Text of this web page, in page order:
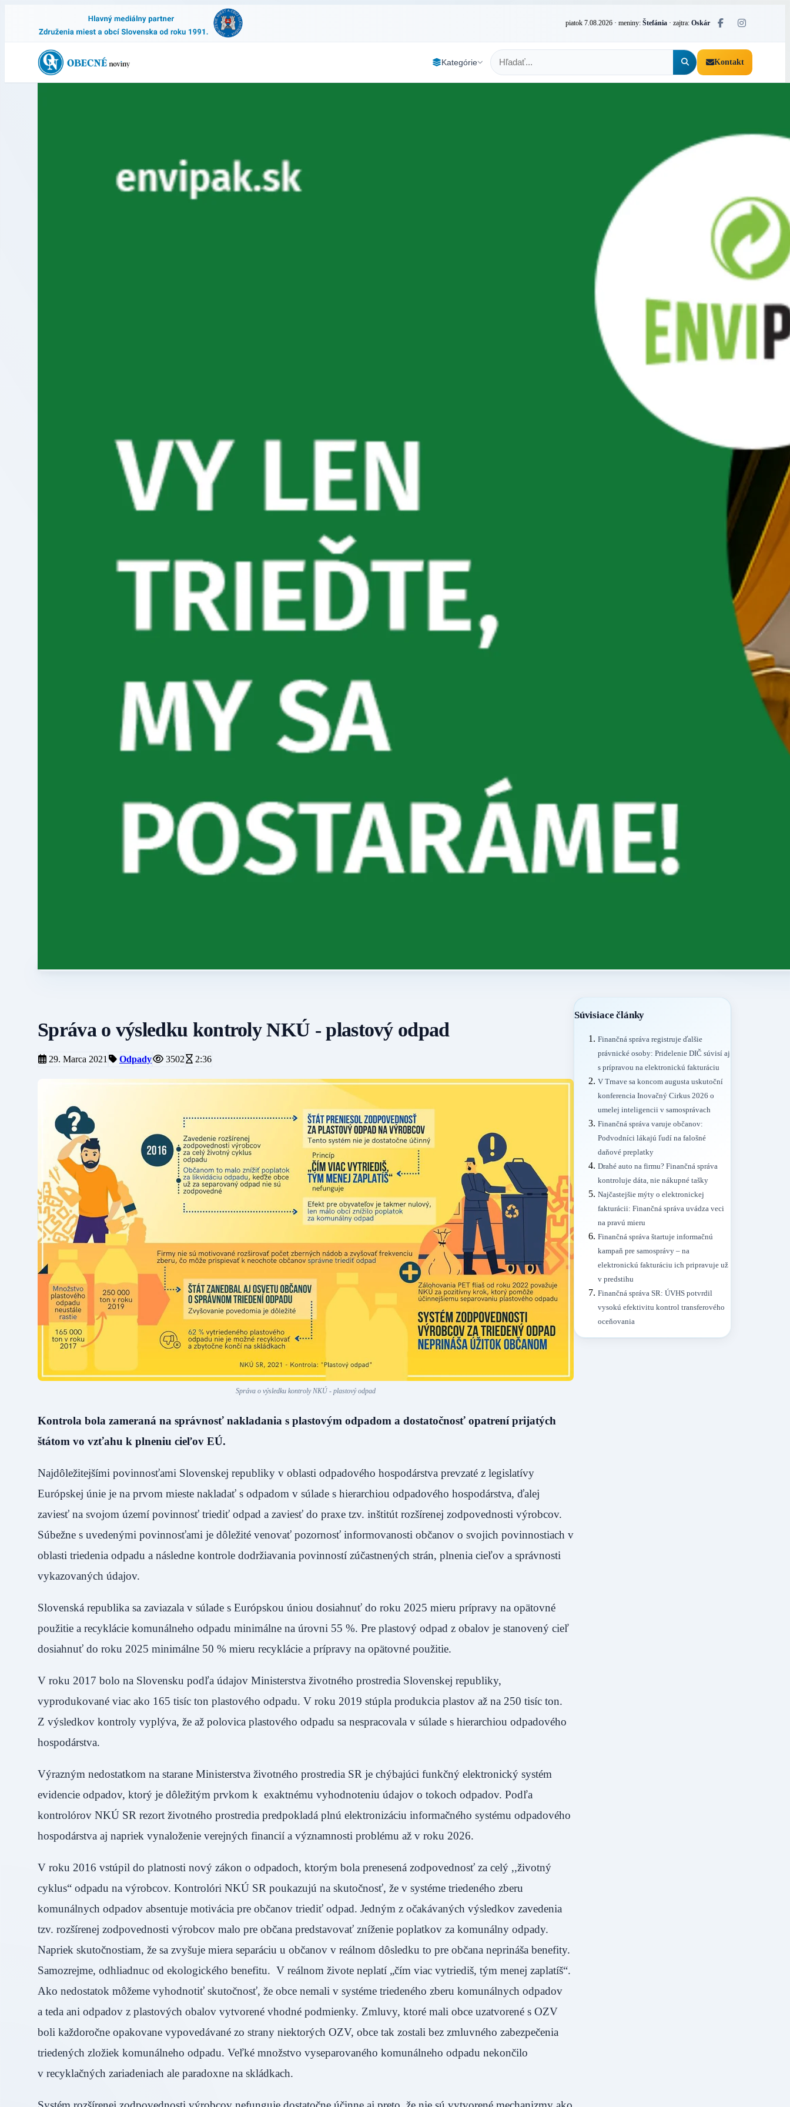
piatok 7.08.2026 · meniny: Štefánia · zajtra: Oskár
Kategórie Kontakt
Správa o výsledku kontroly NKÚ - plastový odpad
29. Marca 2021 Odpady 3502 2:36
Správa o výsledku kontroly NKÚ - plastový odpad
Kontrola bola zameraná na správnosť nakladania s plastovým odpadom a dostatočnosť opatrení prijatých
štátom vo vzťahu k plneniu cieľov EÚ.
Najdôležitejšími povinnosťami Slovenskej republiky v oblasti odpadového hospodárstva prevzaté z legislatívy
Európskej únie je na prvom mieste nakladať s odpadom v súlade s hierarchiou odpadového hospodárstva, ďalej
zaviesť na svojom území povinnosť triediť odpad a zaviesť do praxe tzv. inštitút rozšírenej zodpovednosti výrobcov.
Súbežne s uvedenými povinnosťami je dôležité venovať pozornosť informovanosti občanov o svojich povinnostiach v
oblasti triedenia odpadu a následne kontrole dodržiavania povinností zúčastnených strán, plnenia cieľov a správnosti
vykazovaných údajov.
Slovenská republika sa zaviazala v súlade s Európskou úniou dosiahnuť do roku 2025 mieru prípravy na opätovné
použitie a recyklácie komunálneho odpadu minimálne na úrovni 55 %. Pre plastový odpad z obalov je stanovený cieľ
dosiahnuť do roku 2025 minimálne 50 % mieru recyklácie a prípravy na opätovné použitie.
V roku 2017 bolo na Slovensku podľa údajov Ministerstva životného prostredia Slovenskej republiky,
vyprodukované viac ako 165 tisíc ton plastového odpadu. V roku 2019 stúpla produkcia plastov až na 250 tisíc ton.
Z výsledkov kontroly vyplýva, že až polovica plastového odpadu sa nespracovala v súlade s hierarchiou odpadového
hospodárstva.
Výrazným nedostatkom na starane Ministerstva životného prostredia SR je chýbajúci funkčný elektronický systém
evidencie odpadov, ktorý je dôležitým prvkom k exaktnému vyhodnoteniu údajov o tokoch odpadov. Podľa
kontrolórov NKÚ SR rezort životného prostredia predpokladá plnú elektronizáciu informačného systému odpadového
hospodárstva aj napriek vynaloženie verejných financií a významnosti problému až v roku 2026.
V roku 2016 vstúpil do platnosti nový zákon o odpadoch, ktorým bola prenesená zodpovednosť za celý ,,životný
cyklus“ odpadu na výrobcov. Kontrolóri NKÚ SR poukazujú na skutočnosť, že v systéme triedeného zberu
komunálnych odpadov absentuje motivácia pre občanov triediť odpad. Jedným z očakávaných výsledkov zavedenia
tzv. rozšírenej zodpovednosti výrobcov malo pre občana predstavovať zníženie poplatkov za komunálny odpady.
Napriek skutočnostiam, že sa zvyšuje miera separáciu u občanov v reálnom dôsledku to pre občana neprináša benefity.
Samozrejme, odhliadnuc od ekologického benefitu. V reálnom živote neplatí „čím viac vytriediš, tým menej zaplatíš“.
Ako nedostatok môžeme vyhodnotiť skutočnosť, že obce nemali v systéme triedeného zberu komunálnych odpadov
a teda ani odpadov z plastových obalov vytvorené vhodné podmienky. Zmluvy, ktoré mali obce uzatvorené s OZV
boli každoročne opakovane vypovedávané zo strany niektorých OZV, obce tak zostali bez zmluvného zabezpečenia
triedených zložiek komunálneho odpadu. Veľké množstvo vyseparovaného komunálneho odpadu nekončilo
v recyklačných zariadeniach ale paradoxne na skládkach.
Súvisiace články
Finančná správa registruje ďalšie
právnické osoby: Pridelenie DIČ súvisí aj
s prípravou na elektronickú fakturáciu
V Trnave sa koncom augusta uskutoční
konferencia Inovačný Cirkus 2026 o
umelej inteligencii v samosprávach
Finančná správa varuje občanov:
Podvodníci lákajú ľudí na falošné
daňové preplatky
Drahé auto na firmu? Finančná správa
kontroluje dáta, nie nákupné tašky
Najčastejšie mýty o elektronickej
fakturácii: Finančná správa uvádza veci
na pravú mieru
Finančná správa štartuje informačnú
kampaň pre samosprávy – na
elektronickú fakturáciu ich pripravuje už
v predstihu
Finančná správa SR: ÚVHS potvrdil
vysokú efektivitu kontrol transferového
oceňovania